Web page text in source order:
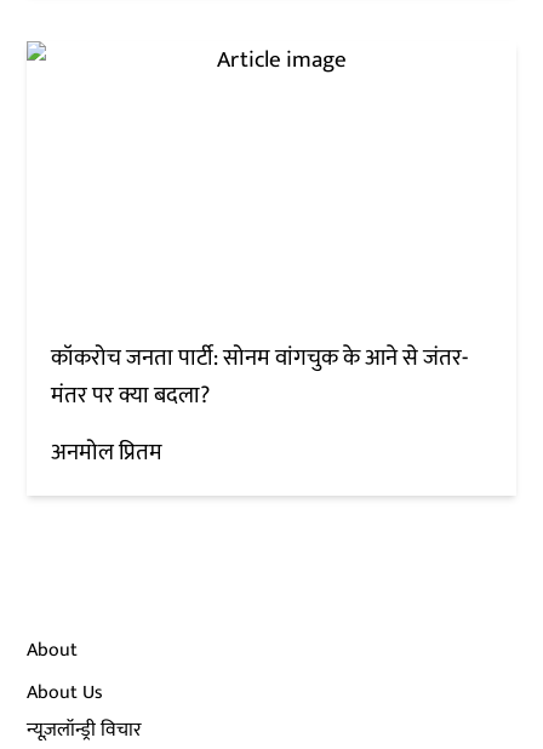
कॉकरोच जनता पार्टी: सोनम वांगचुक के आने से जंतर-
मंतर पर क्या बदला?
अनमोल प्रितम
About
About Us
न्यूज़लॉन्ड्री विचार